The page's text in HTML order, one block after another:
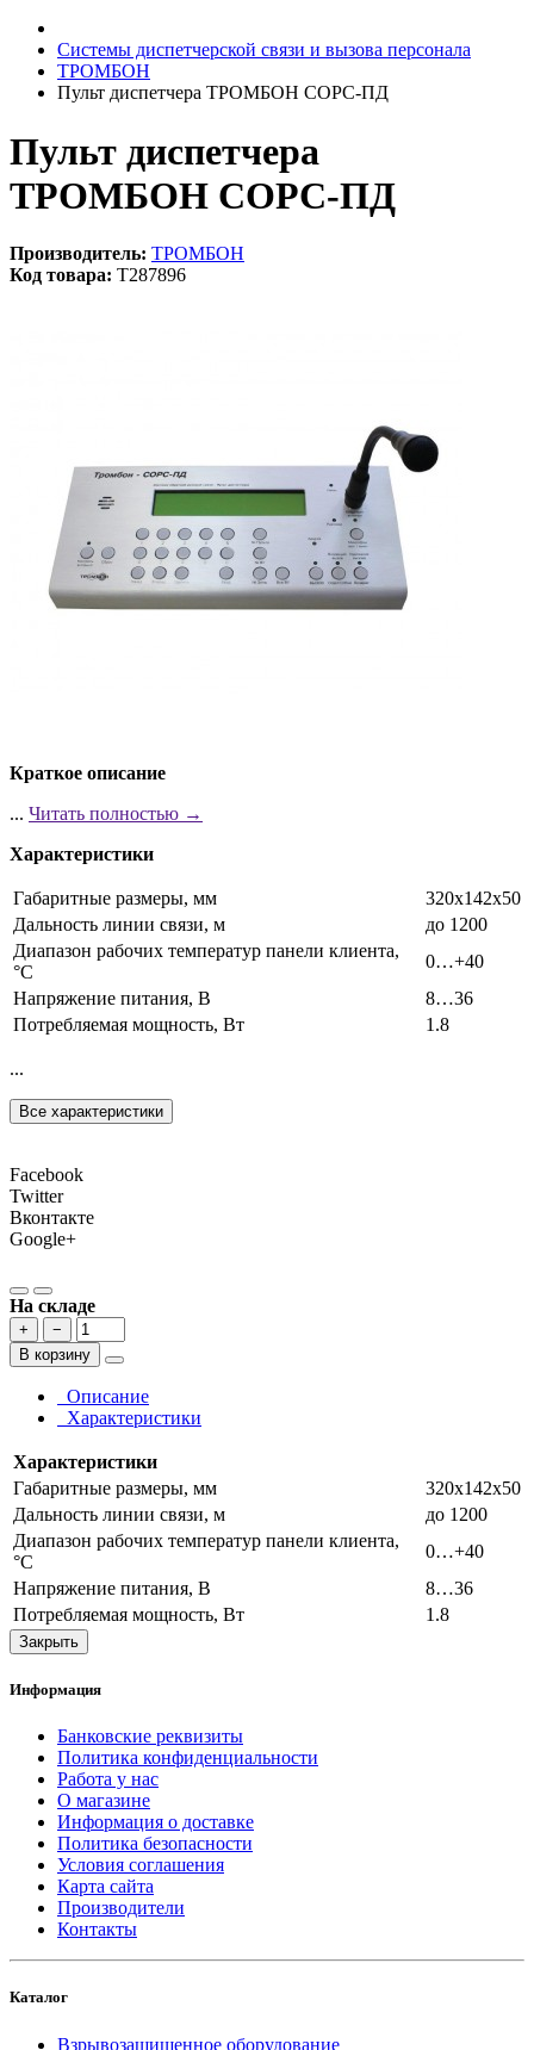
Системы диспетчерской связи и вызова персонала
ТРОМБОН
Пульт диспетчера ТРОМБОН СОРС-ПД
Пульт диспетчера
ТРОМБОН СОРС-ПД
Производитель: ТРОМБОН
Код товара: T287896
Краткое описание
... Читать полностью →
Характеристики
Габаритные размеры, мм
320х142х50
Дальность линии связи, м
до 1200
Диапазон рабочих температур панели клиента,
°C
0…+40
Напряжение питания, В
8…36
Потребляемая мощность, Вт
1.8
...
Все характеристики
Facebook
Twitter
Вконтакте
Google+
На складе
+
−
В корзину
Описание
Характеристики
Характеристики
Габаритные размеры, мм
320х142х50
Дальность линии связи, м
до 1200
Диапазон рабочих температур панели клиента,
°C
0…+40
Напряжение питания, В
8…36
Потребляемая мощность, Вт
1.8
Закрыть
Информация
Банковские реквизиты
Политика конфиденциальности
Работа у нас
О магазине
Информация о доставке
Политика безопасности
Условия соглашения
Карта сайта
Производители
Контакты
Каталог
Взрывозащищенное оборудование